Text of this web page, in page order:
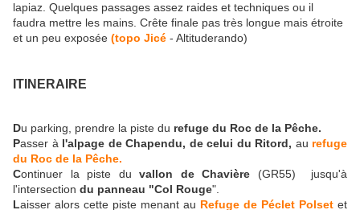
lapiaz. Quelques passages assez raides et techniques ou il
faudra mettre les mains. Crête finale pas très longue mais étroite
et un peu exposée (topo Jicé - Altituderando)
ITINERAIRE
Du parking, prendre la piste du refuge du Roc de la Pêche.
Passer à l'alpage de Chapendu, de celui du Ritord, au refuge
du Roc de la Pêche.
Continuer la piste du vallon de Chavière (GR55) jusqu'à
l'intersection du panneau "Col Rouge".
Laisser alors cette piste menant au Refuge de Péclet Polset et